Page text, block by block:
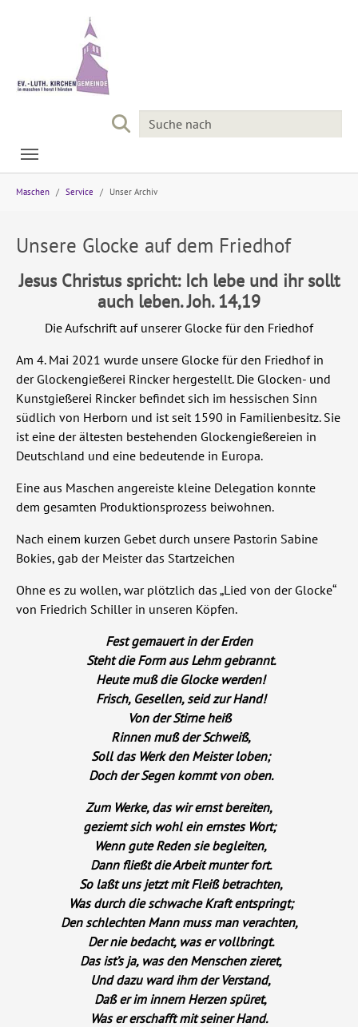
Maschen Service Unser Archiv
Unsere Glocke auf dem Friedhof
Jesus Christus spricht: Ich lebe und ihr sollt
auch leben. Joh. 14,19
Die Aufschrift auf unserer Glocke für den Friedhof
Am 4. Mai 2021 wurde unsere Glocke für den Friedhof in
der Glockengießerei Rincker hergestellt. Die Glocken- und
Kunstgießerei Rincker befindet sich im hessischen Sinn
südlich von Herborn und ist seit 1590 in Familienbesitz. Sie
ist eine der ältesten bestehenden Glockengießereien in
Deutschland und eine bedeutende in Europa.
Eine aus Maschen angereiste kleine Delegation konnte
dem gesamten Produktionsprozess beiwohnen.
Nach einem kurzen Gebet durch unsere Pastorin Sabine
Bokies, gab der Meister das Startzeichen
Ohne es zu wollen, war plötzlich das „Lied von der Glocke“
von Friedrich Schiller in unseren Köpfen.
Fest gemauert in der Erden
Steht die Form aus Lehm gebrannt.
Heute muß die Glocke werden!
Frisch, Gesellen, seid zur Hand!
Von der Stirne heiß
Rinnen muß der Schweiß,
Soll das Werk den Meister loben;
Doch der Segen kommt von oben.
Zum Werke, das wir ernst bereiten,
geziemt sich wohl ein ernstes Wort;
Wenn gute Reden sie begleiten,
Dann fließt die Arbeit munter fort.
So laßt uns jetzt mit Fleiß betrachten,
Was durch die schwache Kraft entspringt;
Den schlechten Mann muss man verachten,
Der nie bedacht, was er vollbringt.
Das ist’s ja, was den Menschen zieret,
Und dazu ward ihm der Verstand,
Daß er im innern Herzen spüret,
Was er erschafft mit seiner Hand.